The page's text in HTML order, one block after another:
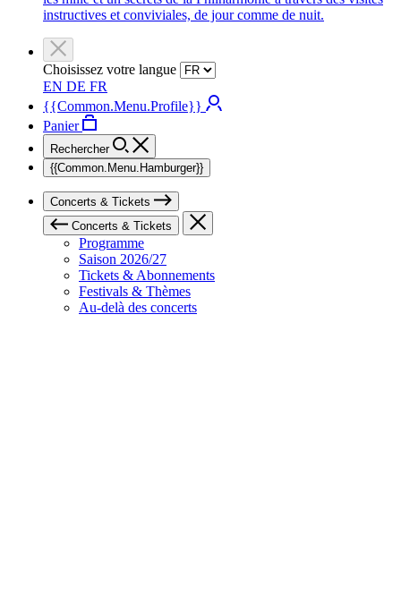
instructives et conviviales, de jour comme de nuit.
Choisissez votre langue
EN DE FR
{{Common.Menu.Profile}}
Panier
Rechercher
{{Common.Menu.Hamburger}}
Concerts & Tickets
Concerts & Tickets
Programme
Saison 2026/27
Tickets & Abonnements
Festivals & Thèmes
Au-delà des concerts